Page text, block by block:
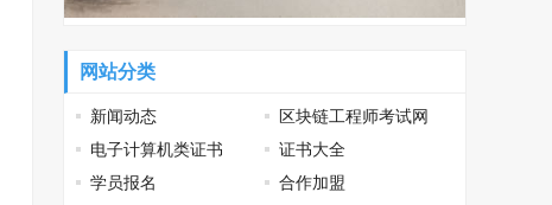
网站分类
新闻动态
区块链工程师考试网
电子计算机类证书
证书大全
学员报名
合作加盟